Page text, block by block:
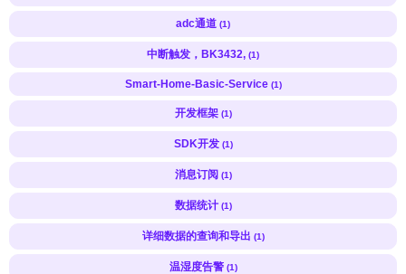
adc通道 (1)
中断触发，BK3432, (1)
Smart-Home-Basic-Service (1)
开发框架 (1)
SDK开发 (1)
消息订阅 (1)
数据统计 (1)
详细数据的查询和导出 (1)
温湿度告警 (1)